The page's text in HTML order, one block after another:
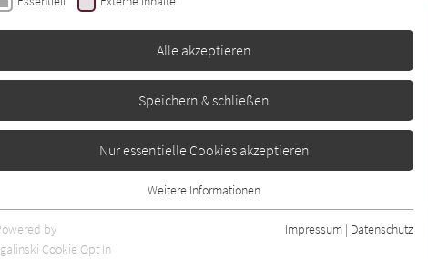
Regionen Autor*in Magazin
Pfirsich zu
Alle akzeptieren
Speichern & schließen
Nur essentielle Cookies akzeptieren
Essentielle Cookies werden für grundlegende Funktionen der Webseite
benötigt. Dadurch ist gewährleistet, dass die Webseite einwandfrei
Weitere Informationen
by
Cookie Opt In
Impressum | Datenschutz